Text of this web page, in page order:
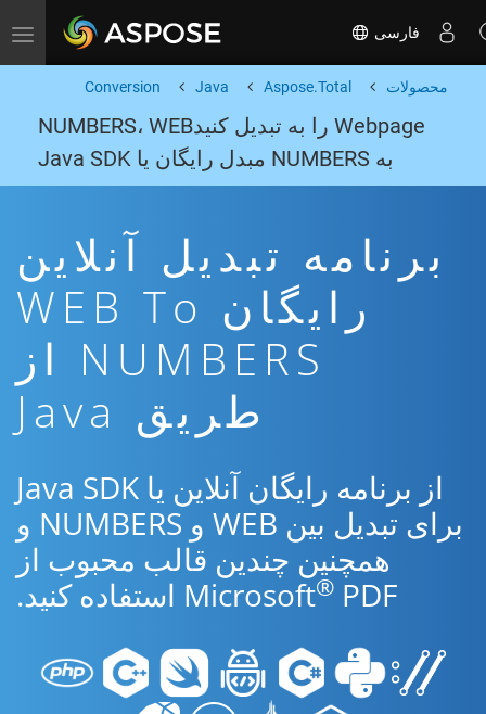
Toggle navigation فارسی
محصولات Aspose.Total
Java
Conversion
Webpage را به تبدیل کنیدNUMBERS، WEB
به NUMBERS مبدل رایگان یا Java SDK
برنامه تبدیل آنلاین
رایگان WEB To
NUMBERS از
طریق Java
از برنامه رایگان آنلاین یا Java SDK
برای تبدیل بین WEB و NUMBERS و
همچنین چندین قالب محبوب از
Microsoft® PDF استفاده کنید.